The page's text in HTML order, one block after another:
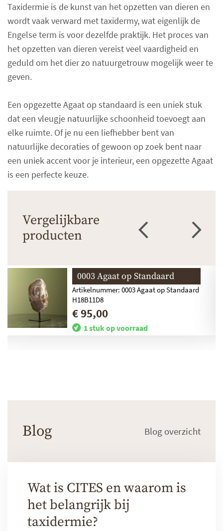
Taxidermie is de kunst van het opzetten van dieren en
wordt vaak verward met taxidermy, wat eigenlijk de
Engelse term is voor dezelfde praktijk. Het proces van
het opzetten van dieren vereist veel vaardigheid en
geduld om het dier zo natuurgetrouw mogelijk weer te
geven.
Een opgezette Agaat op standaard is een uniek stuk
dat een vleugje natuurlijke schoonheid toevoegt aan
elke ruimte. Of je nu een liefhebber bent van
natuurlijke decoraties of gewoon op zoek bent naar
een uniek accent voor je interieur, een opgezette Agaat
is een perfecte keuze.
Vergelijkbare
producten
0003 Agaat op Standaard
Artikelnummer: 0003 Agaat op Standaard
H18B11D8
€ 95,00
1 stuk op voorraad
Blog Blog overzicht
Wat is CITES en waarom is
het belangrijk bij
taxidermie?